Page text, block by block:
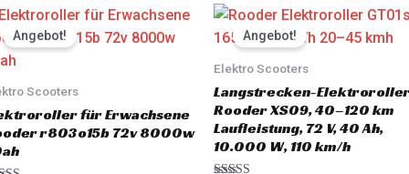
Angebot!
Scooters
für Erwachsene
r803o15b 72v 8000w
Original
was:
Current
is:
Angebot!
Elektro Scooters
Langstrecken-
Rooder XS09, 40–120 km
Laufleistung, 72 V, 40 Ah,
10.000 W, 110 km/h
Original
was:
is: